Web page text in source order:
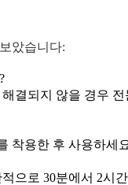
았습니다:
결되지 않을 경우 전
착용한 후 사용하세
으로 30분에서 2시